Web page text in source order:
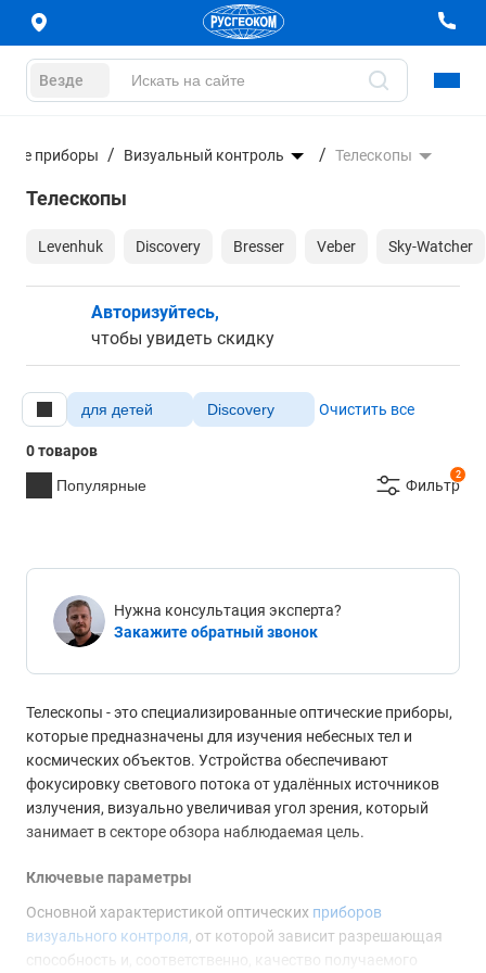
Везде
приборы Визуальный контроль Телескопы
Телескопы
Levenhuk Discovery Bresser Veber Sky-Watcher
Авторизуйтесь,
чтобы увидеть скидку
для детей Discovery Очистить все
0 товаров
Популярные
2
Фильтр
Нужна консультация эксперта?
Закажите обратный звонок
Телескопы - это специализированные оптические приборы,
которые предназначены для изучения небесных тел и
космических объектов. Устройства обеспечивают
фокусировку светового потока от удалённых источников
излучения, визуально увеличивая угол зрения, который
занимает в секторе обзора наблюдаемая цель.
Ключевые параметры
Основной характеристикой оптических приборов
визуального контроля , от которой зависит разрешающая
способность и, соответственно, качество получаемого